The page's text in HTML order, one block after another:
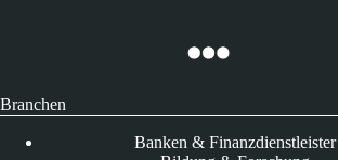
Branchen
Banken & Finanzdienstleister